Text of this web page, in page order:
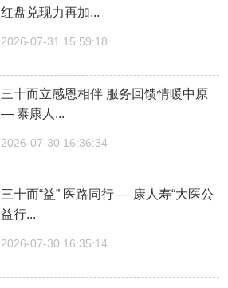
红盘兑现力再加...
2026-07-31 15:59:18
三十而立感恩相伴 服务回馈情暖中原
— 泰康人...
2026-07-30 16:36:34
三十而“益” 医路同行 — 康人寿“大医公
益行...
2026-07-30 16:35:14